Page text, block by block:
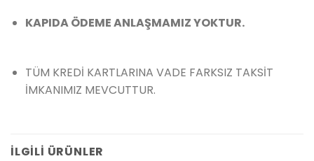
KAPIDA ÖDEME ANLAŞMAMIZ YOKTUR.
TÜM KREDİ KARTLARINA VADE FARKSIZ TAKSİT
İMKANIMIZ MEVCUTTUR.
İLGILI ÜRÜNLER